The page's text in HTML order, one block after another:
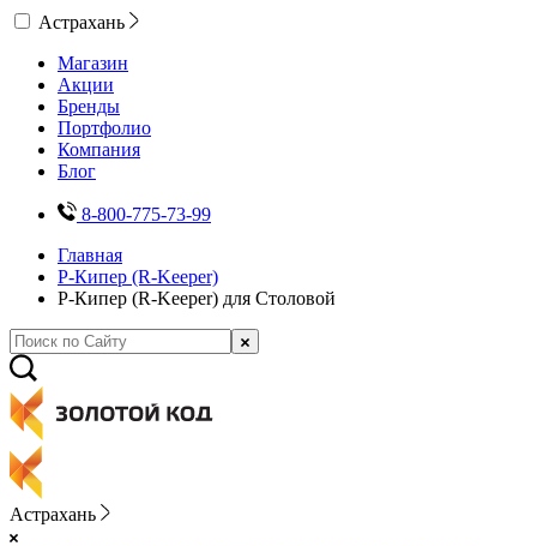
Астрахань
Магазин
Акции
Бренды
Портфолио
Компания
Блог
8-800-775-73-99
Главная
Р-Кипер (R-Keeper)
Р-Кипер (R-Keeper) для Столовой
Астрахань